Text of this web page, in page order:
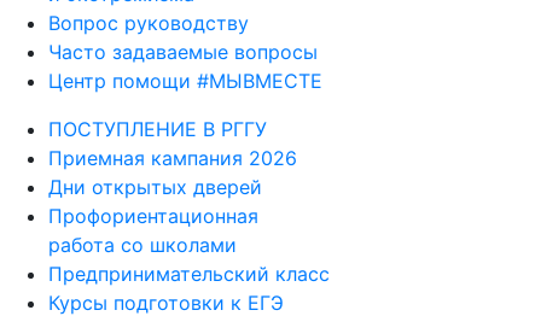
Вопрос руководству
Часто задаваемые вопросы
Центр помощи #МЫВМЕСТЕ
ПОСТУПЛЕНИЕ В РГГУ
Приемная кампания 2026
Дни открытых дверей
Профориентационная
работа со школами
Предпринимательский класс
Курсы подготовки к ЕГЭ